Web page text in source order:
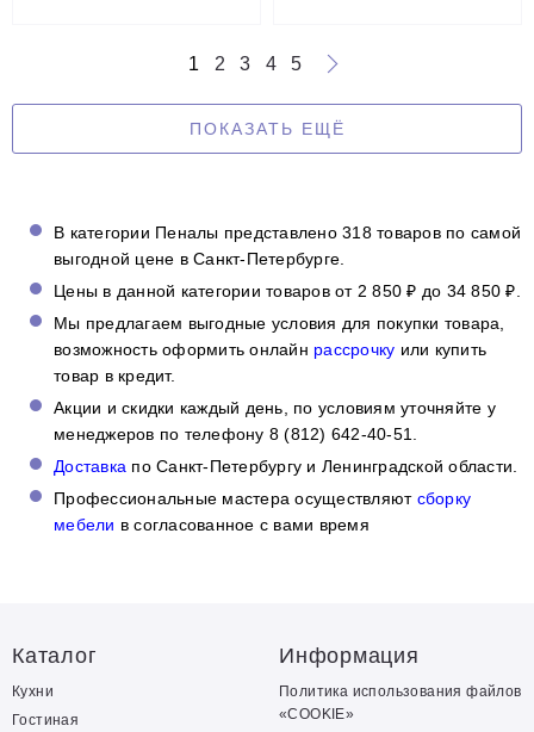
1 2 3 4 5
ПОКАЗАТЬ ЕЩЁ
В категории Пеналы представлено 318 товаров по самой
выгодной цене в Санкт-Петербурге.
Цены в данной категории товаров от 2 850 ₽ до 34 850 ₽.
Мы предлагаем выгодные условия для покупки товара,
возможность оформить онлайн рассрочку или купить
товар в кредит.
Акции и скидки каждый день, по условиям уточняйте у
менеджеров по телефону 8 (812) 642-40-51.
Доставка по Санкт-Петербургу и Ленинградской области.
Профессиональные мастера осуществляют сборку
мебели в согласованное с вами время
Каталог
Кухни
Гостиная
Информация
Политика использования файлов
«COOKIE»